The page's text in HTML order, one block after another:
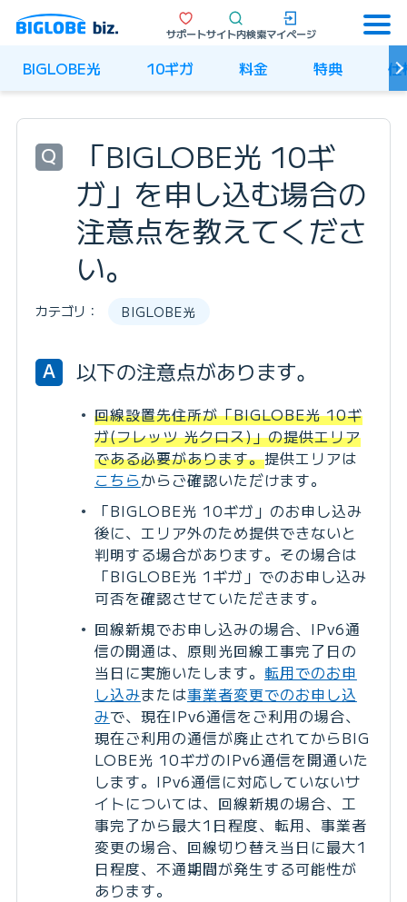
サポートサイト内検索マイページ
BIGLOBE光 10ギガ 料金 特典 仕
Q
「BIGLOBE光 10ギ
ガ」を申し込む場合の
注意点を教えてくださ
い。
カテゴリ： BIGLOBE光
A 以下の注意点があります。
回線設置先住所が「BIGLOBE光 10ギ
ガ(フレッツ 光クロス)」の提供エリア
である必要があります。提供エリアは
こちらからご確認いただけます。
「BIGLOBE光 10ギガ」のお申し込み
後に、エリア外のため提供できないと
判明する場合があります。その場合は
「BIGLOBE光 1ギガ」でのお申し込み
可否を確認させていただきます。
回線新規でお申し込みの場合、IPv6通
信の開通は、原則光回線工事完了日の
当日に実施いたします。 転用でのお申
し込みまたは事業者変更でのお申し込
みで、現在IPv6通信をご利用の場合、
現在ご利用の通信が廃止されてからBIG
LOBE光 10ギガのIPv6通信を開通いた
します。IPv6通信に対応していないサ
イトについては、回線新規の場合、工
事完了から最大1日程度、転用、事業者
変更の場合、回線切り替え当日に最大1
日程度、不通期間が発生する可能性が
あります。